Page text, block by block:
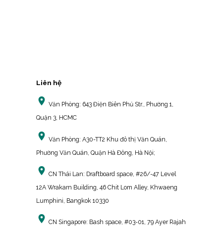
Liên hệ
Văn Phòng: 643 Điện Biên Phủ Str., Phường 1,
Quận 3, HCMC
Văn Phòng: A30-TT2 Khu đô thị Văn Quán,
Phường Văn Quán, Quận Hà Đông, Hà Nội;
CN Thái Lan: Draftboard space, #26/-47 Level
12A Wrakarn Building, 46 Chit Lom Alley, Khwaeng
Lumphini, Bangkok 10330
CN Singapore: Bash space, #03-01, 79 Ayer Rajah